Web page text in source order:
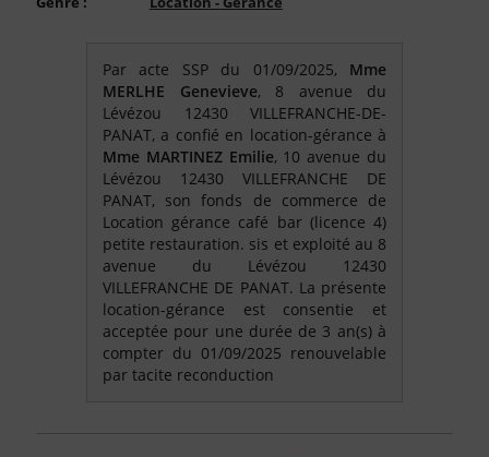
Par acte SSP du 01/09/2025, Mme
MERLHE Genevieve, 8 avenue du
Lévézou 12430 VILLEFRANCHE-DE-
PANAT, a confié en location-gérance à
Mme MARTINEZ Emilie, 10 avenue du
Lévézou 12430 VILLEFRANCHE DE
PANAT, son fonds de commerce de
Location gérance café bar (licence 4)
petite restauration. sis et exploité au 8
avenue du Lévézou 12430
VILLEFRANCHE DE PANAT. La présente
location-gérance est consentie et
acceptée pour une durée de 3 an(s) à
compter du 01/09/2025 renouvelable
par tacite reconduction